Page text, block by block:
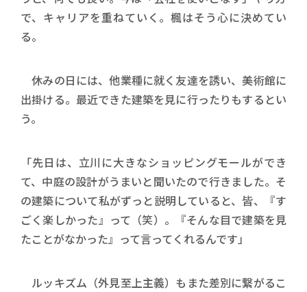
で、キャリアを重ねていく。楓はそう心に決めてい
る。
休みの日には、他業種に就く友達を誘い、美術館に
出掛ける。最近できた建築を見に行ったりもするとい
う。
「先日は、立川に大きなショッピングモールができ
て、中庭の設計がうまいと聞いたので行きました。そ
の建築について私がずっと説明していると、皆、『す
ごく楽しかった』って（笑）。『そんな目で建築を見
たことがなかった』って言ってくれるんです」
ルッキズム（外見至上主義）もまた差別に繋がるこ